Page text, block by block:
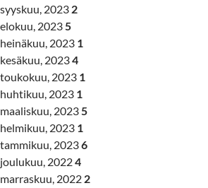
syyskuu, 2023 2
elokuu, 20235
heinäkuu, 2023 1
kesäkuu, 20234
toukokuu, 2023 1
huhtikuu, 2023 1
maaliskuu, 20235
helmikuu, 2023 1
tammikuu, 20236
joulukuu, 20224
marraskuu, 2022 2